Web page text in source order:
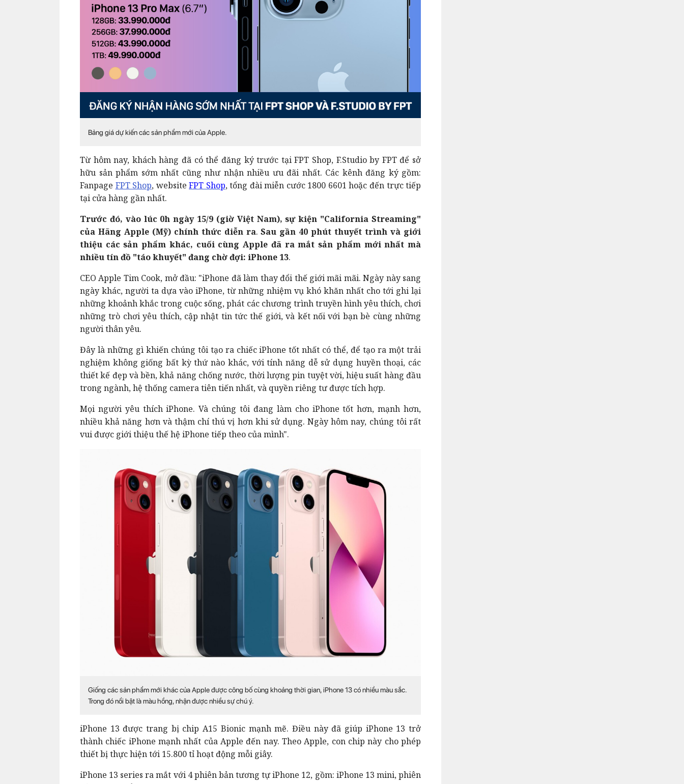
Bảng giá dự kiến các sản phẩm mới của Apple.
Từ hôm nay, khách hàng đã có thể đăng ký trước tại FPT Shop, F.Studio by FPT để sở
hữu sản phẩm sớm nhất cũng như nhận nhiều ưu đãi nhất. Các kênh đăng ký gồm:
Fanpage FPT Shop, websiteFPT Shop, tổng đài miễn cước 1800 6601 hoặc đến trực tiếp
tại cửa hàng gần nhất.
Trước đó, vào lúc 0h ngày 15/9 (giờ Việt Nam), sự kiện "California Streaming"
của Hãng Apple (Mỹ) chính thức diễn ra.Sau gần 40 phút thuyết trình và giới
thiệu các sản phẩm khác, cuối cùng Apple đã ra mắt sản phẩm mới nhất mà
nhiều tín đồ "táo khuyết" đang chờ đợi: iPhone 13.
CEO Apple Tim Cook, mở đầu: "iPhone đã làm thay đổi thế giới mãi mãi. Ngày này sang
ngày khác, người ta dựa vào iPhone, từ những nhiệm vụ khó khăn nhất cho tới ghi lại
những khoảnh khắc trong cuộc sống, phát các chương trình truyền hình yêu thích, chơi
những trò chơi yêu thích, cập nhật tin tức thế giới, và kết nối với bạn bè cùng những
người thân yêu.
Đây là những gì khiến chúng tôi tạo ra chiếc iPhone tốt nhất có thể, để tạo ra một trải
nghiệm không giống bất kỳ thứ nào khác, với tính năng dễ sử dụng huyền thoại, các
thiết kế đẹp và bền, khả năng chống nước, thời lượng pin tuyệt vời, hiệu suất hàng đầu
trong ngành, hệ thống camera tiên tiến nhất, và quyền riêng tư được tích hợp.
Mọi người yêu thích iPhone. Và chúng tôi đang làm cho iPhone tốt hơn, mạnh hơn,
nhiều khả năng hơn và thậm chí thú vị hơn khi sử dụng. Ngày hôm nay, chúng tôi rất
vui được giới thiệu thế hệ iPhone tiếp theo của mình".
Giống các sản phẩm mới khác của Apple được công bố cùng khoảng thời gian, iPhone 13 có nhiều màu sắc.
Trong đó nổi bật là màu hồng, nhận được nhiều sự chú ý.
iPhone 13 được trang bị chip A15 Bionic mạnh mẽ. Điều này đã giúp iPhone 13 trở
thành chiếc iPhone mạnh nhất của Apple đến nay. Theo Apple, con chip này cho phép
thiết bị thực hiện tới 15.800 tỉ hoạt động mỗi giây.
iPhone 13 series ra mắt với 4 phiên bản tương tự iPhone 12, gồm: iPhone 13 mini, phiên